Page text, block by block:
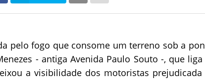
pelo fogo que consome um terreno sob a
- antiga Avenida Paulo Souto -, que
a visibilidade dos motoristas